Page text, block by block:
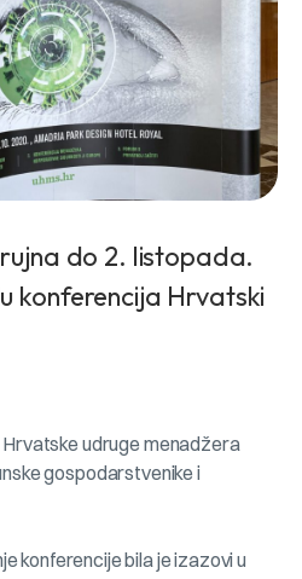
do 2. listopada.
konferencija Hrvatski
udruge menadžera
gospodarstvenike i
konferencije bila je izazovi u